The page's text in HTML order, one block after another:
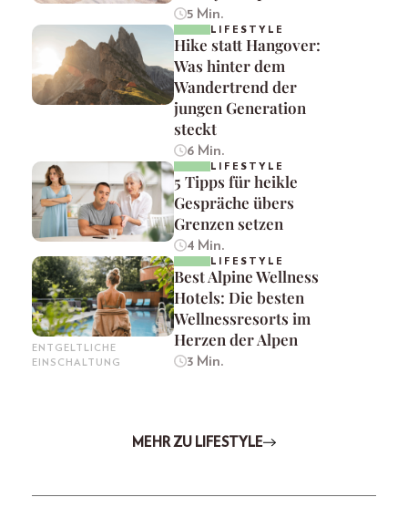
5 Min.
LIFESTYLE
Hike statt Hangover:
Was hinter dem
Wandertrend der
jungen Generation
steckt
6 Min.
LIFESTYLE
5 Tipps für heikle
Gespräche übers
Grenzen setzen
4 Min.
ENTGELTLICHE
EINSCHALTUNG
LIFESTYLE
Best Alpine Wellness
Hotels: Die besten
Wellnessresorts im
Herzen der Alpen
3 Min.
MEHR ZU LIFESTYLE